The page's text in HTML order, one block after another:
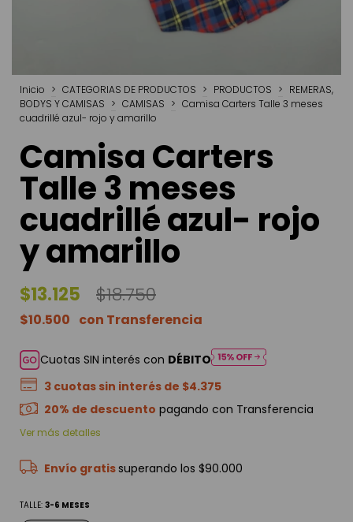
Inicio > CATEGORIAS DE PRODUCTOS > PRODUCTOS > REMERAS,
BODYS Y CAMISAS > CAMISAS > Camisa Carters Talle 3 meses
cuadrillé azul- rojo y amarillo
Camisa Carters
Talle 3 meses
cuadrillé azul- rojo
y amarillo
$13.125 $18.750
$10.500
Cuotas SIN interés con DÉBITO
3 cuotas sin interés de $4.375
20% de descuento pagando con Transferencia
Ver más detalles
Envío gratissuperando los$90.000
TALLE: 3-6 MESES